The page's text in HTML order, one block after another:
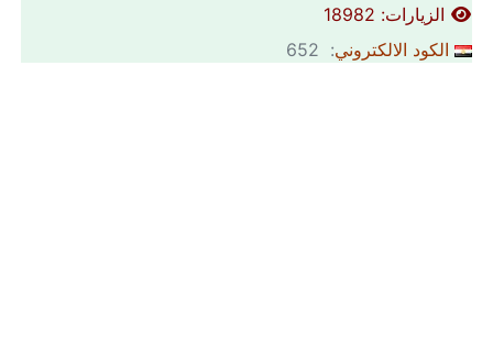
الزيارات: 18982
الكود الالكتروني: 652